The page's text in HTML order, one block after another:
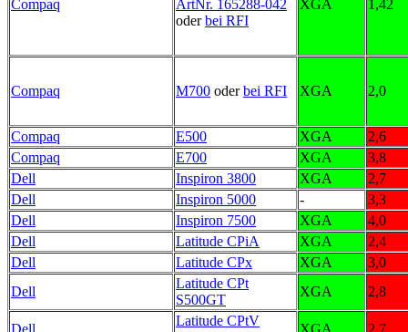
Compaq
ArtNr. 165288-042
oderbei RFI
XGA 1,42
Compaq M700 oderbei RFI XGA 2,0
Compaq E500 XGA
2,6
Compaq
E700 XGA
3,8
Dell
Inspiron 3800 XGA
2,7
Dell
Inspiron 5000 -
3,3
Dell
Inspiron 7500 XGA
4,0
Dell
Latitude CPiA XGA
2,4
Dell
Latitude CPx XGA
3,0
Dell
Latitude CPt
S500GT
XGA 2,8
Latitude CPtV